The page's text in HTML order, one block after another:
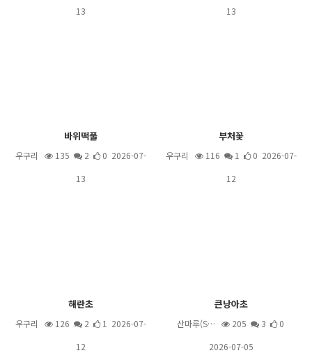
13
13
바위떡풀
우구리 135 2
0 2026-07-
13
부처꽃
우구리 116 1
0 2026-07-
12
해란초
우구리 126 2
1 2026-07-
12
큰낭아초
산마루(S… 205 3
0
2026-07-05